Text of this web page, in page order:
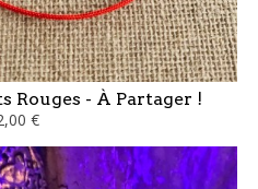
Rouges - À Partager !
€